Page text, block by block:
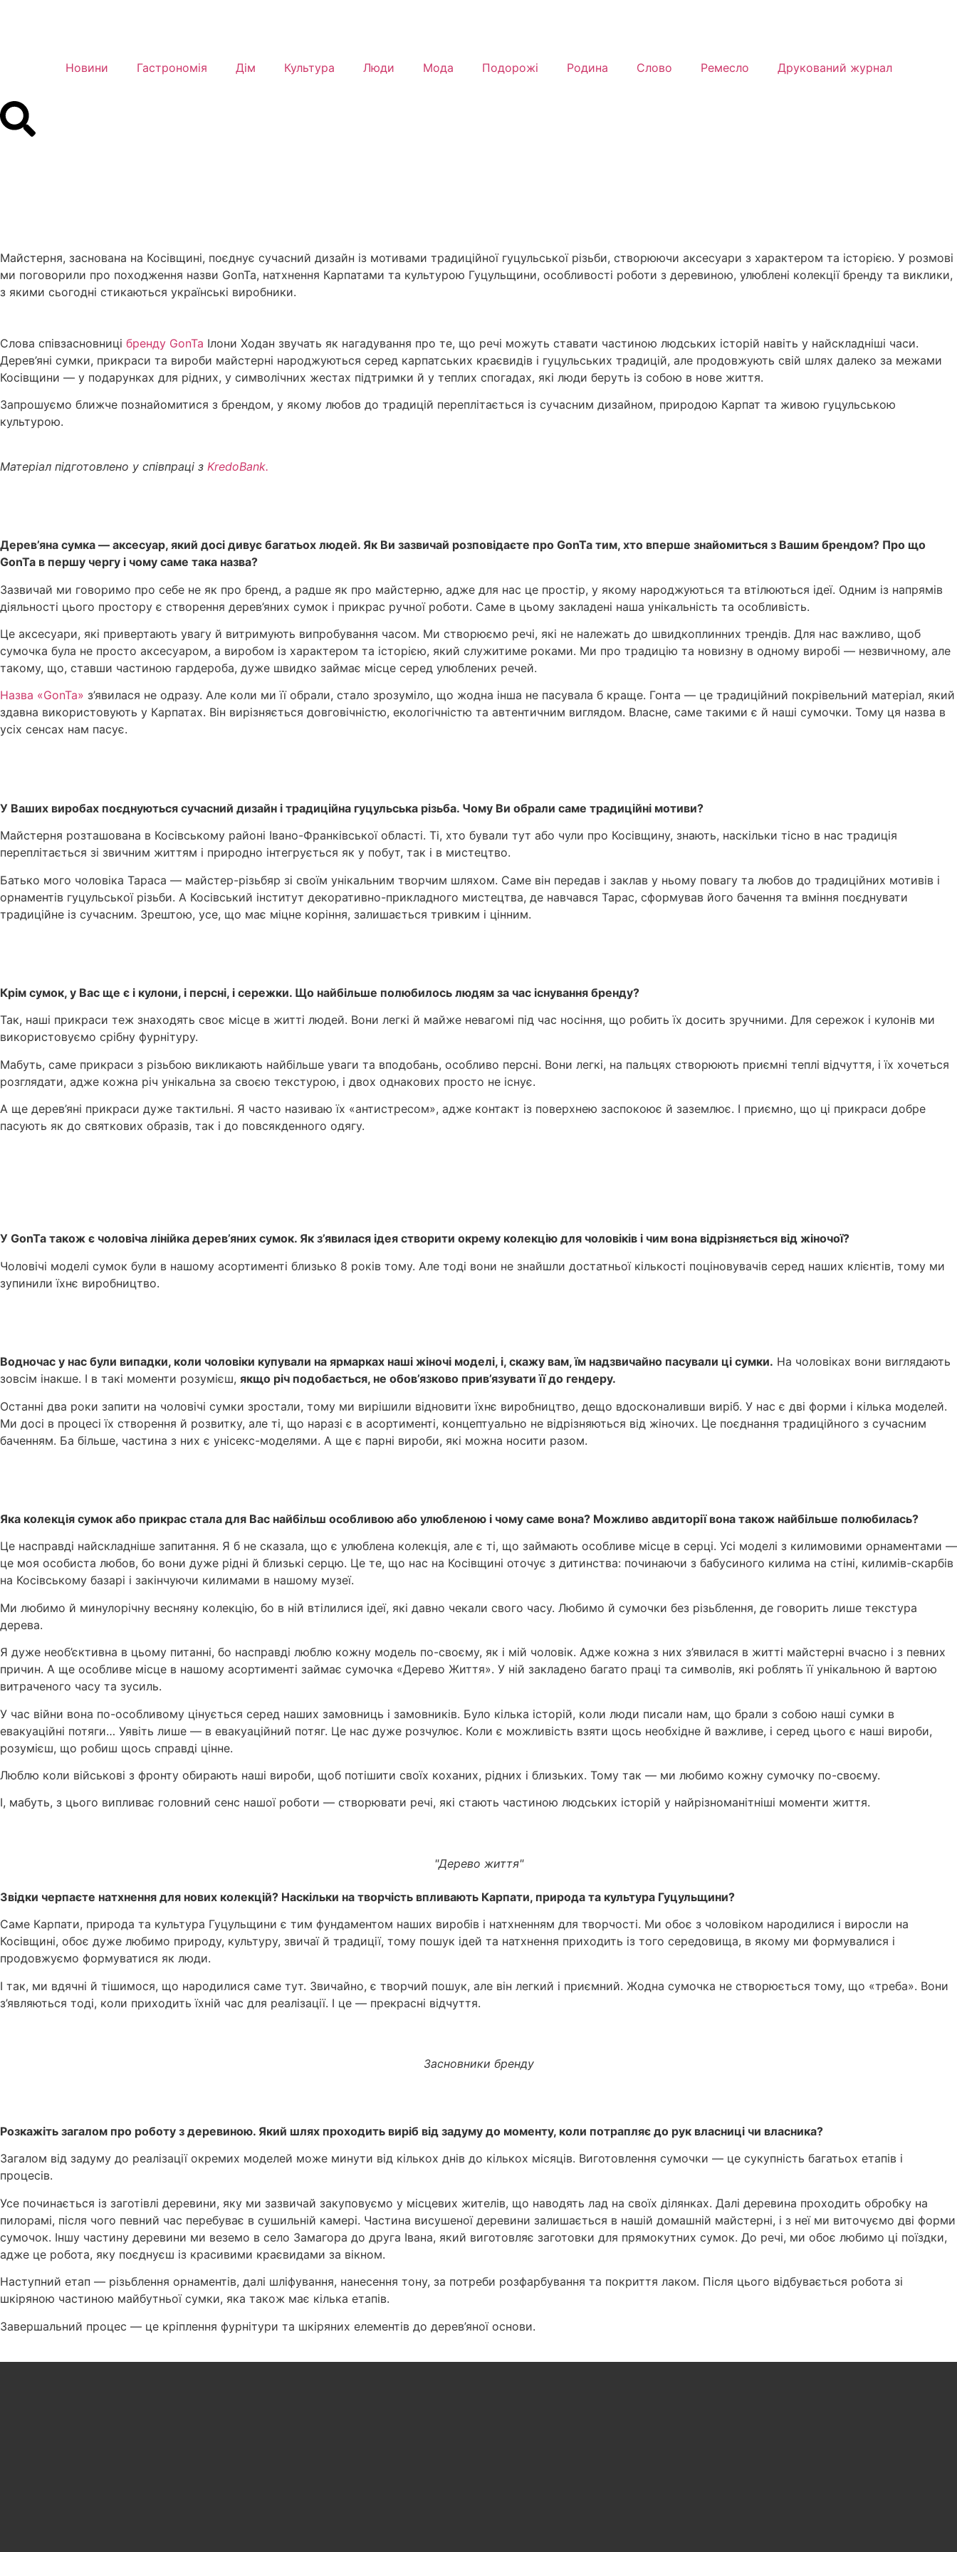
Новини Гастрономія Дім Культура Люди Мода Подорожі Родина Слово Ремесло Друкований журнал
Майстерня, заснована на Косівщині, поєднує сучасний дизайн із мотивами традиційної гуцульської різьби, створюючи аксесуари з характером та історією. У розмові
ми поговорили про походження назви GonTa, натхнення Карпатами та культурою Гуцульщини, особливості роботи з деревиною, улюблені колекції бренду та виклики,
з якими сьогодні стикаються українські виробники.
Слова співзасновниці бренду GonTa Ілони Ходан звучать як нагадування про те, що речі можуть ставати частиною людських історій навіть у найскладніші часи.
Дерев’яні сумки, прикраси та вироби майстерні народжуються серед карпатських краєвидів і гуцульських традицій, але продовжують свій шлях далеко за межами
Косівщини — у подарунках для рідних, у символічних жестах підтримки й у теплих спогадах, які люди беруть із собою в нове життя.
Запрошуємо ближче познайомитися з брендом, у якому любов до традицій переплітається із сучасним дизайном, природою Карпат та живою гуцульською
культурою.
Матеріал підготовлено у співпраці з KredoBank.
Дерев’яна сумка — аксесуар, який досі дивує багатьох людей. Як Ви зазвичай розповідаєте про GonTa тим, хто вперше знайомиться з Вашим брендом? Про що
GonTa в першу чергу і чому саме така назва?
Зазвичай ми говоримо про себе не як про бренд, а радше як про майстерню, адже для нас це простір, у якому народжуються та втілюються ідеї. Одним із напрямів
діяльності цього простору є створення дерев’яних сумок і прикрас ручної роботи. Саме в цьому закладені наша унікальність та особливість.
Це аксесуари, які привертають увагу й витримують випробування часом. Ми створюємо речі, які не належать до швидкоплинних трендів. Для нас важливо, щоб
сумочка була не просто аксесуаром, а виробом із характером та історією, який служитиме роками. Ми про традицію та новизну в одному виробі — незвичному, але
такому, що, ставши частиною гардероба, дуже швидко займає місце серед улюблених речей.
Назва «GonTa» з’явилася не одразу. Але коли ми її обрали, стало зрозуміло, що жодна інша не пасувала б краще. Гонта — це традиційний покрівельний матеріал, який
здавна використовують у Карпатах. Він вирізняється довговічністю, екологічністю та автентичним виглядом. Власне, саме такими є й наші сумочки. Тому ця назва в
усіх сенсах нам пасує.
У Ваших виробах поєднуються сучасний дизайн і традиційна гуцульська різьба. Чому Ви обрали саме традиційні мотиви?
Майстерня розташована в Косівському районі Івано-Франківської області. Ті, хто бували тут або чули про Косівщину, знають, наскільки тісно в нас традиція
переплітається зі звичним життям і природно інтегрується як у побут, так і в мистецтво.
Батько мого чоловіка Тараса — майстер-різьбяр зі своїм унікальним творчим шляхом. Саме він передав і заклав у ньому повагу та любов до традиційних мотивів і
орнаментів гуцульської різьби. А Косівський інститут декоративно-прикладного мистецтва, де навчався Тарас, сформував його бачення та вміння поєднувати
традиційне із сучасним. Зрештою, усе, що має міцне коріння, залишається тривким і цінним.
Крім сумок, у Вас ще є і кулони, і персні, і сережки. Що найбільше полюбилось людям за час існування бренду?
Так, наші прикраси теж знаходять своє місце в житті людей. Вони легкі й майже невагомі під час носіння, що робить їх досить зручними. Для сережок і кулонів ми
використовуємо срібну фурнітуру.
Мабуть, саме прикраси з різьбою викликають найбільше уваги та вподобань, особливо персні. Вони легкі, на пальцях створюють приємні теплі відчуття, і їх хочеться
розглядати, адже кожна річ унікальна за своєю текстурою, і двох однакових просто не існує.
А ще дерев’яні прикраси дуже тактильні. Я часто називаю їх «антистресом», адже контакт із поверхнею заспокоює й заземлює. І приємно, що ці прикраси добре
пасують як до святкових образів, так і до повсякденного одягу.
У GonTa також є чоловіча лінійка дерев’яних сумок. Як з’явилася ідея створити окрему колекцію для чоловіків і чим вона відрізняється від жіночої?
Чоловічі моделі сумок були в нашому асортименті близько 8 років тому. Але тоді вони не знайшли достатньої кількості поціновувачів серед наших клієнтів, тому ми
зупинили їхнє виробництво.
Водночас у нас були випадки, коли чоловіки купували на ярмарках наші жіночі моделі, і, скажу вам, їм надзвичайно пасували ці сумки. На чоловіках вони виглядають
зовсім інакше. І в такі моменти розумієш, якщо річ подобається, не обов’язково прив’язувати її до гендеру.
Останні два роки запити на чоловічі сумки зростали, тому ми вирішили відновити їхнє виробництво, дещо вдосконаливши виріб. У нас є дві форми і кілька моделей.
Ми досі в процесі їх створення й розвитку, але ті, що наразі є в асортименті, концептуально не відрізняються від жіночих. Це поєднання традиційного з сучасним
баченням. Ба більше, частина з них є унісекс-моделями. А ще є парні вироби, які можна носити разом.
Яка колекція сумок або прикрас стала для Вас найбільш особливою або улюбленою і чому саме вона? Можливо авдиторії вона також найбільше полюбилась?
Це насправді найскладніше запитання. Я б не сказала, що є улюблена колекція, але є ті, що займають особливе місце в серці. Усі моделі з килимовими орнаментами —
це моя особиста любов, бо вони дуже рідні й близькі серцю. Це те, що нас на Косівщині оточує з дитинства: починаючи з бабусиного килима на стіні, килимів-скарбів
на Косівському базарі і закінчуючи килимами в нашому музеї.
Ми любимо й минулорічну весняну колекцію, бо в ній втілилися ідеї, які давно чекали свого часу. Любимо й сумочки без різьблення, де говорить лише текстура
дерева.
Я дуже необ’єктивна в цьому питанні, бо насправді люблю кожну модель по-своєму, як і мій чоловік. Адже кожна з них з’явилася в житті майстерні вчасно і з певних
причин. А ще особливе місце в нашому асортименті займає сумочка «Дерево Життя». У ній закладено багато праці та символів, які роблять її унікальною й вартою
витраченого часу та зусиль.
У час війни вона по-особливому цінується серед наших замовниць і замовників. Було кілька історій, коли люди писали нам, що брали з собою наші сумки в
евакуаційні потяги… Уявіть лише — в евакуаційний потяг. Це нас дуже розчулює. Коли є можливість взяти щось необхідне й важливе, і серед цього є наші вироби,
розумієш, що робиш щось справді цінне.
Люблю коли військові з фронту обирають наші вироби, щоб потішити своїх коханих, рідних і близьких. Тому так — ми любимо кожну сумочку по-своєму.
І, мабуть, з цього випливає головний сенс нашої роботи — створювати речі, які стають частиною людських історій у найрізноманітніші моменти життя.
"Дерево життя"
Звідки черпаєте натхнення для нових колекцій? Наскільки на творчість впливають Карпати, природа та культура Гуцульщини?
Саме Карпати, природа та культура Гуцульщини є тим фундаментом наших виробів і натхненням для творчості. Ми обоє з чоловіком народилися і виросли на
Косівщині, обоє дуже любимо природу, культуру, звичаї й традиції, тому пошук ідей та натхнення приходить із того середовища, в якому ми формувалися і
продовжуємо формуватися як люди.
І так, ми вдячні й тішимося, що народилися саме тут. Звичайно, є творчий пошук, але він легкий і приємний. Жодна сумочка не створюється тому, що «треба». Вони
з’являються тоді, коли приходить їхній час для реалізації. І це — прекрасні відчуття.
Засновники бренду
Розкажіть загалом про роботу з деревиною. Який шлях проходить виріб від задуму до моменту, коли потрапляє до рук власниці чи власника?
Загалом від задуму до реалізації окремих моделей може минути від кількох днів до кількох місяців. Виготовлення сумочки — це сукупність багатьох етапів і
процесів.
Усе починається із заготівлі деревини, яку ми зазвичай закуповуємо у місцевих жителів, що наводять лад на своїх ділянках. Далі деревина проходить обробку на
пилорамі, після чого певний час перебуває в сушильній камері. Частина висушеної деревини залишається в нашій домашній майстерні, і з неї ми виточуємо дві форми
сумочок. Іншу частину деревини ми веземо в село Замагора до друга Івана, який виготовляє заготовки для прямокутних сумок. До речі, ми обоє любимо ці поїздки,
адже це робота, яку поєднуєш із красивими краєвидами за вікном.
Наступний етап — різьблення орнаментів, далі шліфування, нанесення тону, за потреби розфарбування та покриття лаком. Після цього відбувається робота зі
шкіряною частиною майбутньої сумки, яка також має кілька етапів.
Завершальний процес — це кріплення фурнітури та шкіряних елементів до дерев’яної основи.